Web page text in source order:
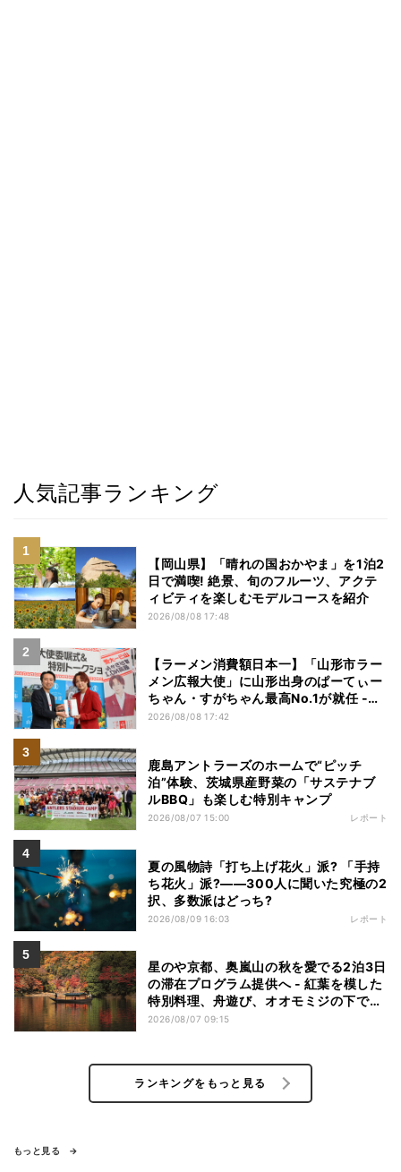
人気記事ランキング
【岡山県】「晴れの国おかやま」を1泊2
日で満喫! 絶景、旬のフルーツ、アクテ
ィビティを楽しむモデルコースを紹介
2026/08/08 17:48
【ラーメン消費額日本一】「山形市ラー
メン広報大使」に山形出身のぱーてぃー
ちゃん・すがちゃん最高No.1が就任 -
「山ラー」の魅力を発信へ
2026/08/08 17:42
鹿島アントラーズのホームで“ピッチ
泊”体験、茨城県産野菜の「サステナブ
ルBBQ」も楽しむ特別キャンプ
2026/08/07 15:00 レポート
夏の風物詩「打ち上げ花火」派? 「手持
ち花火」派?――300人に聞いた究極の2
択、多数派はどっち?
2026/08/09 16:03 レポート
星のや京都、奥嵐山の秋を愛でる2泊3日
の滞在プログラム提供へ - 紅葉を模した
特別料理、舟遊び、オオモミジの下でお
こなう深呼吸など
2026/08/07 09:15
ランキングをもっと見る
もっと見る